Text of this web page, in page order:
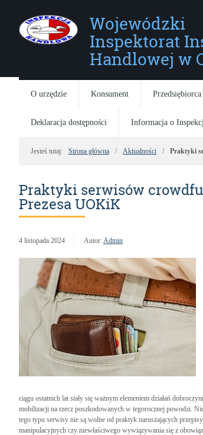
Wojewódzki
Inspektorat
Handlowej w
O urzędzie Konsument Przedsiębiorca
Deklaracja dostępności Informacja o
Jesteś tutaj: Strona główna Aktualności Praktyki
Praktyki serwisów
Prezesa UOKiK
4 listopada 2024 Autor:Admin
ciągu ostatnich lat stały się ważnym elementem działań
mobilizacji na rzecz poszkodowanych w tegorocznej powodzi.
tego typu serwisy nie są wolne od praktyk naruszających
manipulacyjnych czy niewłaściwego wywiązywania się z